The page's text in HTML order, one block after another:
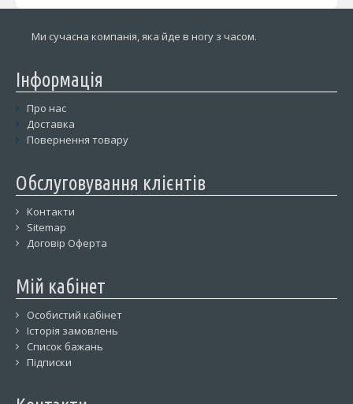
Ми сучасна компанія, яка йде в ногу з часом.
Інформація
Про нас
Доставка
Повернення товару
Обслуговування клієнтів
Контакти
Sitemap
Договір Оферта
Мій кабінет
Особистий кабінет
Історія замовлень
Список бажань
Підписки